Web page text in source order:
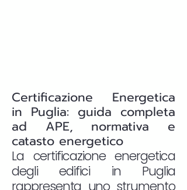
Certificazione Energetica
in Puglia: guida completa
ad APE, normativa e
catasto energetico
La certificazione energetica
degli edifici in Puglia
rappresenta uno strumento